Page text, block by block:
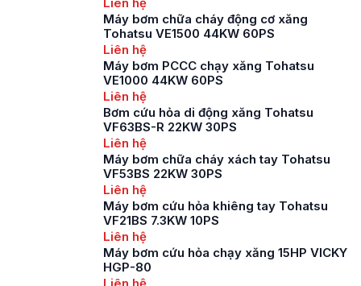
cháy (PCCC) là một
sản phẩm được sử
nước phục vụ cho
Máy bơm chữa cháy động cơ xăng
Tohatsu VE1500 44KW 60PS
Liên hệ
Máy bơm PCCC chạy xăng Tohatsu
VE1000 44KW 60PS
Liên hệ
Bơm cứu hỏa di động xăng Tohatsu
VF63BS-R 22KW 30PS
Liên hệ
Máy bơm chữa cháy xách tay Tohatsu
VF53BS 22KW 30PS
Liên hệ
Máy bơm cứu hỏa khiêng tay Tohatsu
VF21BS 7.3KW 10PS
Liên hệ
Máy bơm cứu hỏa chạy xăng 15HP VICKY
HGP-80